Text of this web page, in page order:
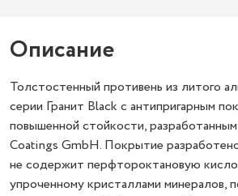
Описание
Толстостенный противень из литого
серии Гранит Black с антипригарным
повышенной стойкости,
Coatings GmbH. Покрытие
не содержит перфтороктановую
упроченному кристаллами минералов,